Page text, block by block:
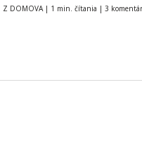
Z DOMOVA | 1 min. čítania | 3